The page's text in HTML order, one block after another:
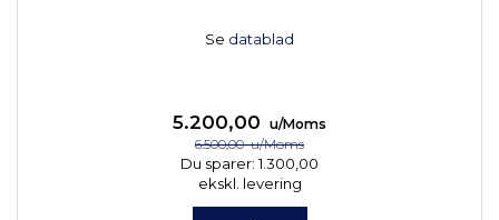
Se datablad
5.200,00
u/Moms
6.500,00u/Moms
Du sparer:1.300,00
ekskl. levering